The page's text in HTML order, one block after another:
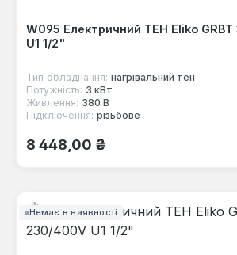
W095 Електричний ТЕН Eliko
U1 1/2"
Тип обладнання: нагрівальний тен
Потужність: 3 кВт
Живлення: 380 В
Підключення: різьбове
Звичайна ціна:
8 448,00 ₴
Немає в наявності